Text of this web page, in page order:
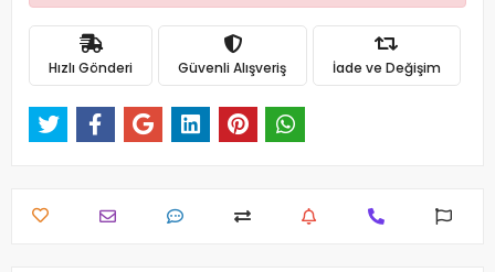
Hızlı Gönderi Güvenli Alışveriş İade ve Değişim